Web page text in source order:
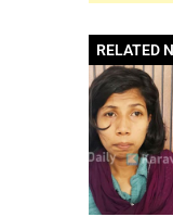
RELATED